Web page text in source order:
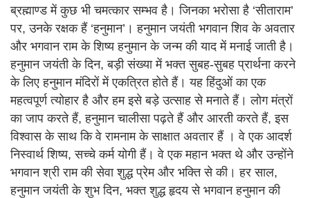
ब्रह्माण्ड में कुछ भी चमत्कार सम्भव है। जिनका भरोसा है ‘सीताराम’
पर, उनके रक्षक हैं ‘हनुमान’। हनुमान जयंती भगवान शिव के अवतार
और भगवान राम के शिष्य हनुमान के जन्म की याद में मनाई जाती है।
हनुमान जयंती के दिन, बड़ी संख्या में भक्त सुबह-सुबह प्रार्थना करने
के लिए हनुमान मंदिरों में एकत्रित होते हैं। यह हिंदुओं का एक
महत्वपूर्ण त्योहार है और हम इसे बड़े उत्साह से मनाते हैं। लोग मंत्रों
का जाप करते हैं, हनुमान चालीसा पढ़ते हैं और आरती करते हैं, इस
विश्वास के साथ कि वे रामनाम के साक्षात अवतार हैं । वे एक आदर्श
निस्वार्थ शिष्य, सच्चे कर्म योगी हैं। वे एक महान भक्त थे और उन्होंने
भगवान श्री राम की सेवा शुद्ध प्रेम और भक्ति से की। हर साल,
हनुमान जयंती के शुभ दिन, भक्त शुद्ध हृदय से भगवान हनुमान की